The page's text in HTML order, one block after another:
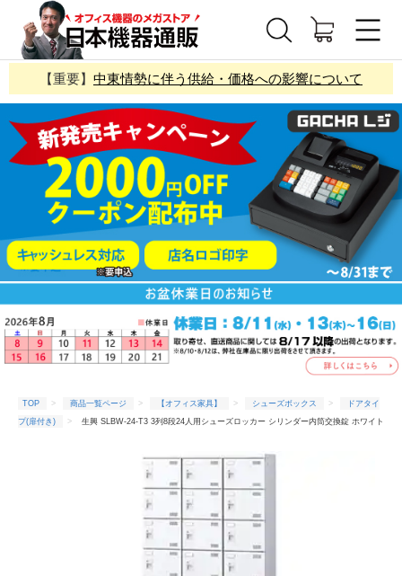
【重要】 中東情勢に伴う供給・価格への影響について
TOP 商品一覧ページ 【オフィス家具】 シューズボックス
ドアタイ
プ(扉付き)
生興 SLBW-24-T3 3列8段24人用シューズロッカー シリンダー内筒交換錠 ホワイト